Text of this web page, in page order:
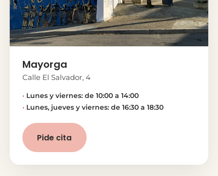
Mayorga
Calle El Salvador, 4
Lunes y viernes: de 10:00 a 14:00
Lunes, jueves y viernes: de 16:30 a 18:30
Pide cita